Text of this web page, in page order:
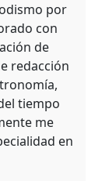
por
con
de
redacción
tiempo
me
en